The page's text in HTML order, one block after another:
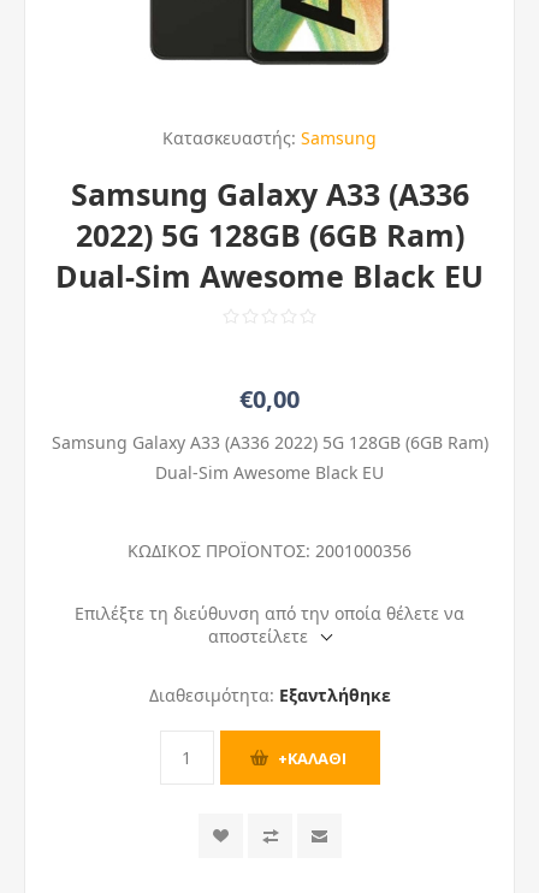
Κατασκευαστής: Samsung
Samsung Galaxy A33 (A336
2022) 5G 128GB (6GB Ram)
Dual-Sim Awesome Black EU
€0,00
Samsung Galaxy A33 (A336 2022) 5G 128GB (6GB Ram)
Dual-Sim Awesome Black EU
ΚΩΔΙΚΟΣ ΠΡΟΪΟΝΤΟΣ: 2001000356
Επιλέξτε τη διεύθυνση από την οποία θέλετε να
αποστείλετε
Διαθεσιμότητα: Εξαντλήθηκε